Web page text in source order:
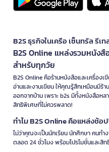
B2S ธุรกิจในเครือ เซ็นทรัล รี
B2S Online แหล่งรวมหนังสื
สำหรับทุกวัย
B2S Online คือร้านหนังสือและเครื่อง
อ่านและงานเขียน ให้คุณรู้สึกเหมือนมีร้
ออกจากบ้าน เพราะ b2s มีทั้งหนังสือห
สิทธิพิเศษที่ไม่ควรพลาด!
ทำไม B2S Online คือแหล่งช้
ไม่ว่าคุณจะเป็นนักเรียน นักศึกษา คนท
ตลอด 24 ชั่วโมง พร้อมโปรโมชั่นและสิ